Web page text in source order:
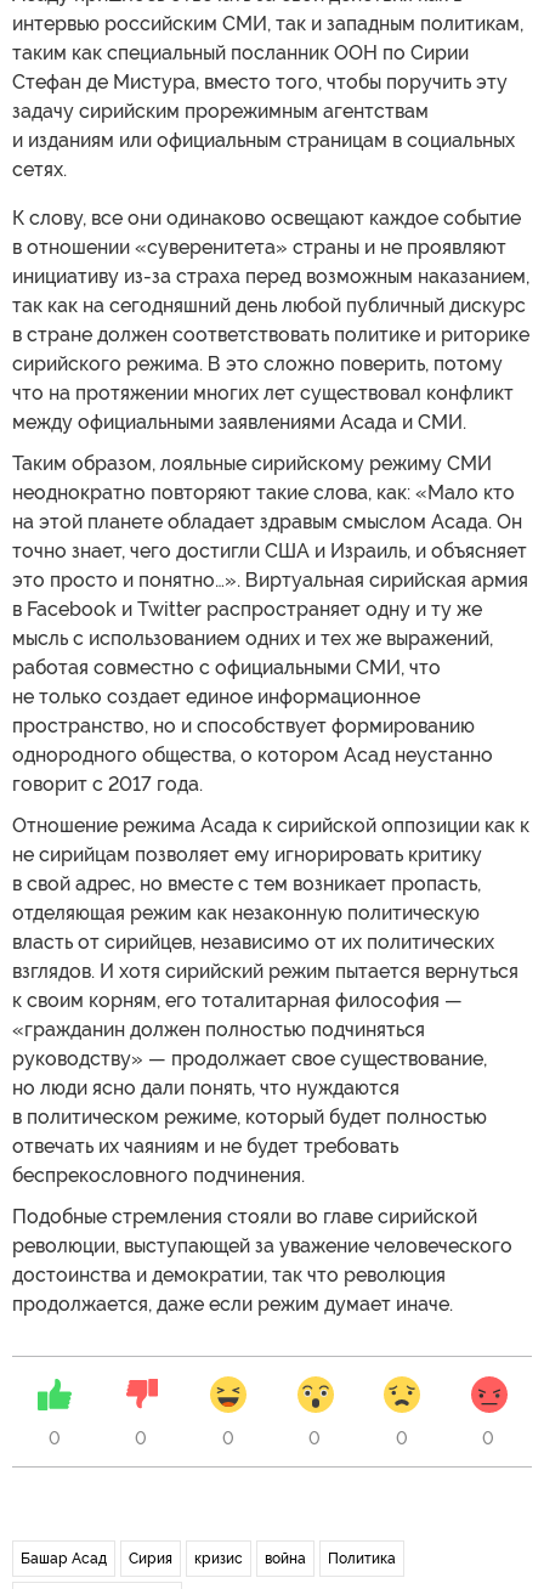
интервью российским СМИ, так и западным политикам,
таким как специальный посланник ООН по Сирии
Стефан де Мистура, вместо того, чтобы поручить эту
задачу сирийским прорежимным агентствам
и изданиям или официальным страницам в социальных
сетях.
К слову, все они одинаково освещают каждое событие
в отношении «суверенитета» страны и не проявляют
инициативу из-за страха перед возможным наказанием,
так как на сегодняшний день любой публичный дискурс
в стране должен соответствовать политике и риторике
сирийского режима. В это сложно поверить, потому
что на протяжении многих лет существовал конфликт
между официальными заявлениями Асада и СМИ.
Таким образом, лояльные сирийскому режиму СМИ
неоднократно повторяют такие слова, как: «Мало кто
на этой планете обладает здравым смыслом Асада. Он
точно знает, чего достигли США и Израиль, и объясняет
это просто и понятно…». Виртуальная сирийская армия
в Facebook и Twitter распространяет одну и ту же
мысль с использованием одних и тех же выражений,
работая совместно с официальными СМИ, что
не только создает единое информационное
пространство, но и способствует формированию
однородного общества, о котором Асад неустанно
говорит с 2017 года.
Отношение режима Асада к сирийской оппозиции как к
не сирийцам позволяет ему игнорировать критику
в свой адрес, но вместе с тем возникает пропасть,
отделяющая режим как незаконную политическую
власть от сирийцев, независимо от их политических
взглядов. И хотя сирийский режим пытается вернуться
к своим корням, его тоталитарная философия —
«гражданин должен полностью подчиняться
руководству» — продолжает свое существование,
но люди ясно дали понять, что нуждаются
в политическом режиме, который будет полностью
отвечать их чаяниям и не будет требовать
беспрекословного подчинения.
Подобные стремления стояли во главе сирийской
революции, выступающей за уважение человеческого
достоинства и демократии, так что революция
продолжается, даже если режим думает иначе.
0 0 0 0 0 0
Башар Асад Сирия кризис война Политика